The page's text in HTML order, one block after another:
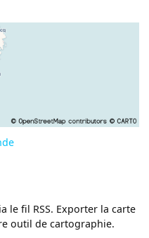
le fil RSS. Exporter la carte
outil de cartographie.